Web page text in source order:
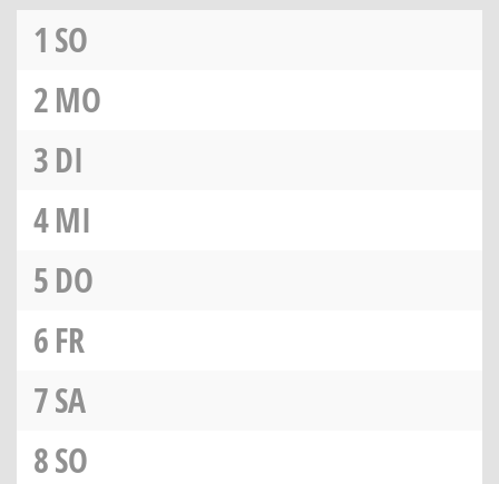
1 SO
2MO
3DI
4MI
5DO
6FR
7SA
8SO